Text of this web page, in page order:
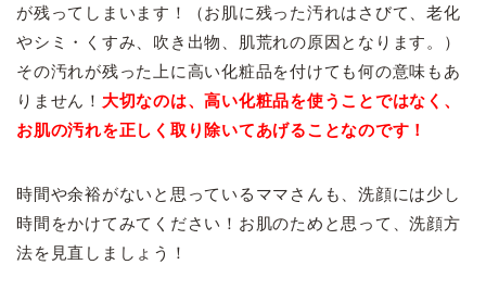
が残ってしまいます！（お肌に残った汚れはさびて、老化
やシミ・くすみ、吹き出物、肌荒れの原因となります。）
その汚れが残った上に高い化粧品を付けても何の意味もあ
りません！ 大切なのは、高い化粧品を使うことではなく、
お肌の汚れを正しく取り除いてあげることなのです！
時間や余裕がないと思っているママさんも、洗顔には少し
時間をかけてみてください！お肌のためと思って、洗顔方
法を見直しましょう！